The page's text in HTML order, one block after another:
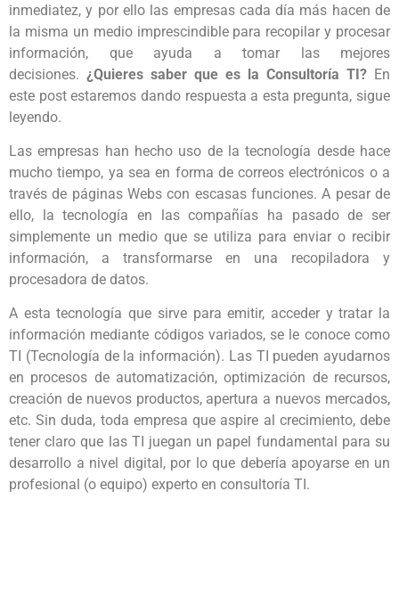
inmediatez, y por ello las empresas cada día más hacen de
la misma un medio imprescindible para recopilar y procesar
información, que ayuda a tomar las mejores
decisiones. ¿Quieres saber que es la Consultoría TI? En
este post estaremos dando respuesta a esta pregunta, sigue
leyendo.
Las empresas han hecho uso de la tecnología desde hace
mucho tiempo, ya sea en forma de correos electrónicos o a
través de páginas Webs con escasas funciones. A pesar de
ello, la tecnología en las compañías ha pasado de ser
simplemente un medio que se utiliza para enviar o recibir
información, a transformarse en una recopiladora y
procesadora de datos.
A esta tecnología que sirve para emitir, acceder y tratar la
información mediante códigos variados, se le conoce como
TI (Tecnología de la información). Las TI pueden ayudarnos
en procesos de automatización, optimización de recursos,
creación de nuevos productos, apertura a nuevos mercados,
etc. Sin duda, toda empresa que aspire al crecimiento, debe
tener claro que las TI juegan un papel fundamental para su
desarrollo a nivel digital, por lo que debería apoyarse en un
profesional (o equipo) experto en consultoría TI.